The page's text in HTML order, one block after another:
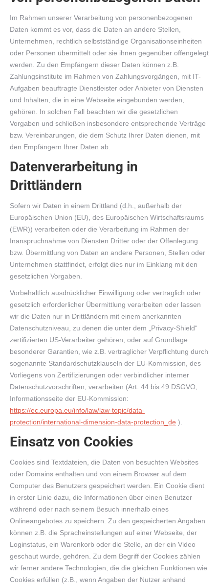
Im Rahmen unserer Verarbeitung von personenbezogenen
Daten kommt es vor, dass die Daten an andere Stellen,
Unternehmen, rechtlich selbstständige Organisationseinheiten
oder Personen übermittelt oder sie ihnen gegenüber offengelegt
werden. Zu den Empfängern dieser Daten können z.B.
Zahlungsinstitute im Rahmen von Zahlungsvorgängen, mit IT-
Aufgaben beauftragte Dienstleister oder Anbieter von Diensten
und Inhalten, die in eine Webseite eingebunden werden,
gehören. In solchen Fall beachten wir die gesetzlichen
Vorgaben und schließen insbesondere entsprechende Verträge
bzw. Vereinbarungen, die dem Schutz Ihrer Daten dienen, mit
den Empfängern Ihrer Daten ab.
Datenverarbeitung in
Drittländern
Sofern wir Daten in einem Drittland (d.h., außerhalb der
Europäischen Union (EU), des Europäischen Wirtschaftsraums
(EWR)) verarbeiten oder die Verarbeitung im Rahmen der
Inanspruchnahme von Diensten Dritter oder der Offenlegung
bzw. Übermittlung von Daten an andere Personen, Stellen oder
Unternehmen stattfindet, erfolgt dies nur im Einklang mit den
gesetzlichen Vorgaben.
Vorbehaltlich ausdrücklicher Einwilligung oder vertraglich oder
gesetzlich erforderlicher Übermittlung verarbeiten oder lassen
wir die Daten nur in Drittländern mit einem anerkannten
Datenschutzniveau, zu denen die unter dem „Privacy-Shield“
zertifizierten US-Verarbeiter gehören, oder auf Grundlage
besonderer Garantien, wie z.B. vertraglicher Verpflichtung durch
sogenannte Standardschutzklauseln der EU-Kommission, des
Vorliegens von Zertifizierungen oder verbindlicher interner
Datenschutzvorschriften, verarbeiten (Art. 44 bis 49 DSGVO,
Informationsseite der EU-Kommission:
https://ec.europa.eu/info/law/law-topic/data-
protection/international-dimension-data-protection_de ).
Einsatz von Cookies
Cookies sind Textdateien, die Daten von besuchten Websites
oder Domains enthalten und von einem Browser auf dem
Computer des Benutzers gespeichert werden. Ein Cookie dient
in erster Linie dazu, die Informationen über einen Benutzer
während oder nach seinem Besuch innerhalb eines
Onlineangebotes zu speichern. Zu den gespeicherten Angaben
können z.B. die Spracheinstellungen auf einer Webseite, der
Loginstatus, ein Warenkorb oder die Stelle, an der ein Video
geschaut wurde, gehören. Zu dem Begriff der Cookies zählen
wir ferner andere Technologien, die die gleichen Funktionen wie
Cookies erfüllen (z.B., wenn Angaben der Nutzer anhand